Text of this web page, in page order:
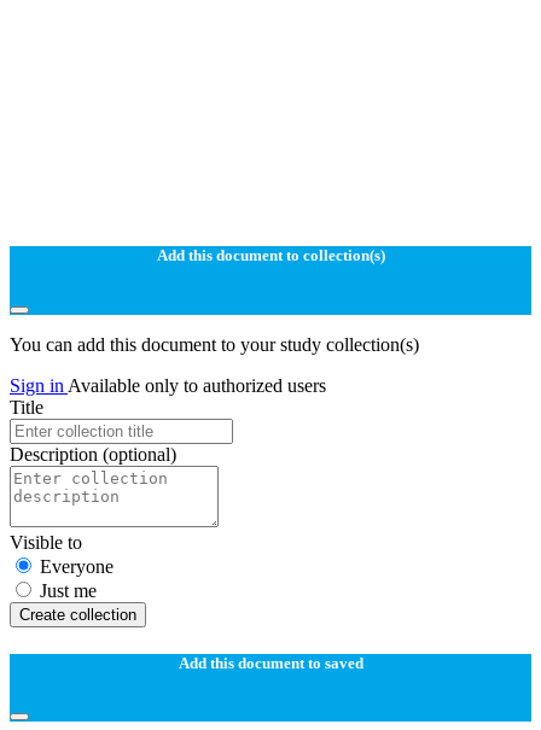
Add this document to collection(s)
You can add this document to your study collection(s)
Sign in Available only to authorized users
Title
Description (optional)
Visible to
Everyone
Just me
Create collection
Add this document to saved